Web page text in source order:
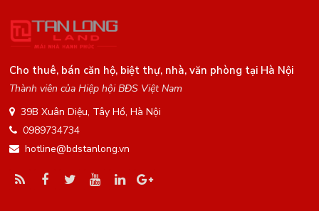
Cho thuê, bán căn hộ, biệt thự, nhà, văn phòng tại Hà Nội
Thành viên của Hiệp hội BĐS Việt Nam
39B Xuân Diệu, Tây Hồ, Hà Nội
0989734734
hotline@bdstanlong.vn